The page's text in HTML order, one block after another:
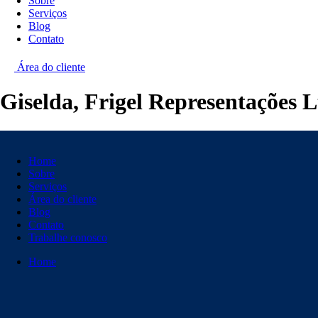
Serviços
Blog
Contato
Área do cliente
Giselda, Frigel Representações
Home
Sobre
Serviços
Área do cliente
Blog
Contato
Trabalhe conosco
Home